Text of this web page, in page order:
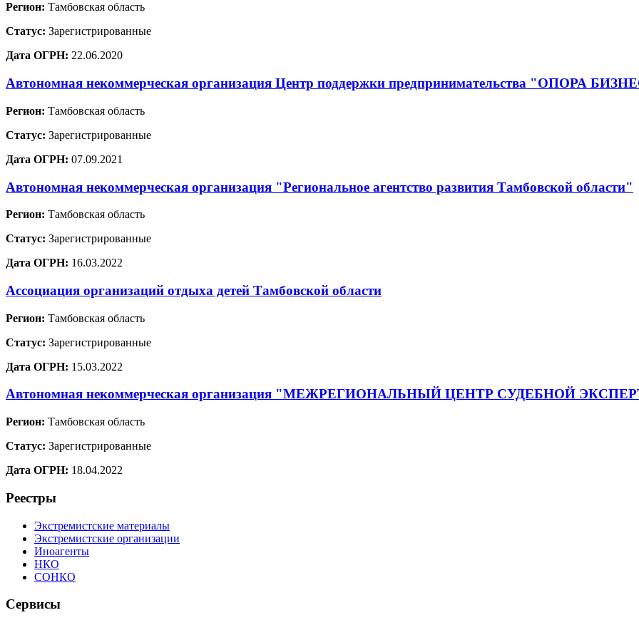
Регион: Тамбовская область
Статус: Зарегистрированные
Дата ОГРН: 22.06.2020
Автономная некоммерческая организация Центр поддержки предпринимательства "ОПОРА
Регион: Тамбовская область
Статус: Зарегистрированные
Дата ОГРН: 07.09.2021
Автономная некоммерческая организация "Региональное агентство развития Тамбовской области"
Регион: Тамбовская область
Статус: Зарегистрированные
Дата ОГРН: 16.03.2022
Ассоциация организаций отдыха детей Тамбовской области
Регион: Тамбовская область
Статус: Зарегистрированные
Дата ОГРН: 15.03.2022
Автономная некоммерческая организация "МЕЖРЕГИОНАЛЬНЫЙ ЦЕНТР СУДЕБНОЙ
Регион: Тамбовская область
Статус: Зарегистрированные
Дата ОГРН: 18.04.2022
Реестры
Экстремистские материалы
Экстремистские организации
Иноагенты
НКО
СОНКО
Сервисы